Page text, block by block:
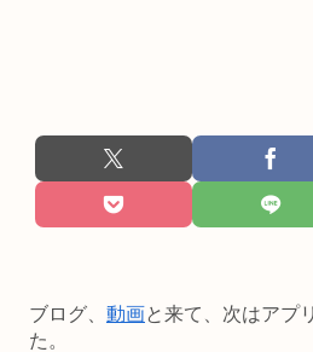
ブログ、 動画と来て、次はアプ
た。